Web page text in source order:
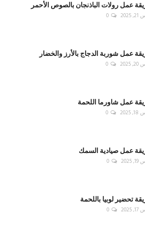
عمل رولات الباذنجان بالصوص الأحمر
0
عمل شوربة الدجاج بالأرز والخضار
0
عمل شاورما اللحمة
0
عمل صيادية السمك
0
تحضير لوبيا باللحمة
0